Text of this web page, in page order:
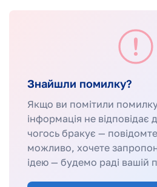
Знайшли помилку?
Якщо ви помітили помилку
інформація не відповідає
чогось бракує —
можливо, хочете
ідею — будемо раді вашій